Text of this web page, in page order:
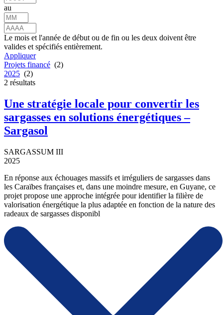
au
Le mois et l'année de début ou de fin ou les deux doivent être
valides et spécifiés entièrement.
Appliquer
Projets financé (2)
2025 (2)
2 résultats
Une stratégie locale pour convertir les
sargasses en solutions énergétiques –
Sargasol
SARGASSUM III
2025
En réponse aux échouages massifs et irréguliers de sargasses dans
les Caraïbes françaises et, dans une moindre mesure, en Guyane, ce
projet propose une approche intégrée pour identifier la filière de
valorisation énergétique la plus adaptée en fonction de la nature des
radeaux de sargasses disponibl